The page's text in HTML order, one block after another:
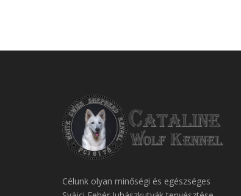
Célunk olyan minőségi és egészséges